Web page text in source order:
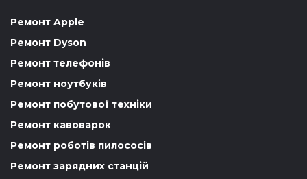
Ремонт Apple
Ремонт Dyson
Ремонт телефонів
Ремонт ноутбуків
Ремонт побутової техніки
Ремонт кавоварок
Ремонт роботів пилососів
Ремонт зарядних станцій